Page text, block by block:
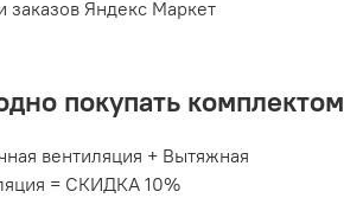
заказов Яндекс Маркет
покупать комплектом
вентиляция + Вытяжная
= СКИДКА 10%